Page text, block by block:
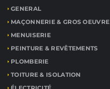
GENERAL
MAÇONNERIE & GROS OEUVRE
MENUISERIE
PEINTURE & REVÊTEMENTS
PLOMBERIE
TOITURE & ISOLATION